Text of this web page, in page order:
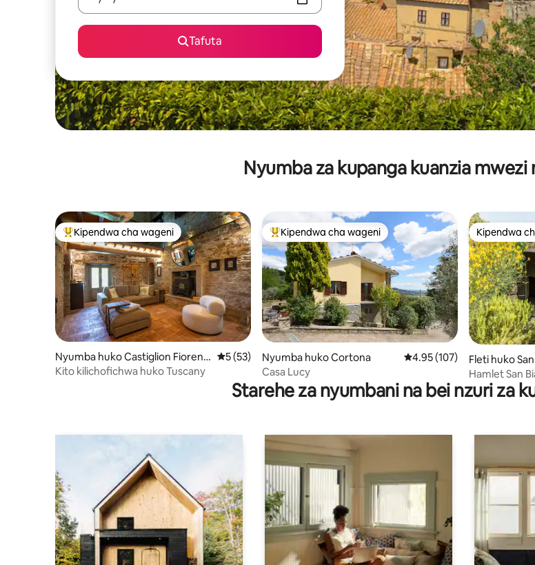
Tafuta
Nyumba za kupanga kuanzia
Kipendwa maarufu cha wageni
Kipendwa cha wageni
Nyumba huko Castiglion Fiorenti
no
Ukadiriaji wa wastani wa 5 kati ya 5, tathmini 53
5 (53)
Kito kilichofichwa huko Tuscany
Kipendwa maarufu cha wageni
Kipendwa cha wageni
Nyumba huko Cortona Ukadiriaji wa wastani wa
4.95 (107)
Casa Lucy
Kipendwa
Kipendwa
Fleti huko
Hamlet San
Venere
Starehe za nyumbani na bei nzuri za